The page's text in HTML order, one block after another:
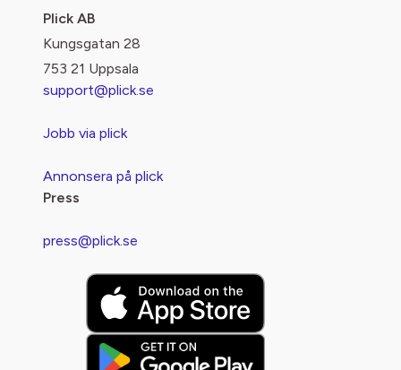
Plick AB
Kungsgatan 28
753 21 Uppsala
support@plick.se
Jobb via plick
Annonsera på plick
Press
press@plick.se